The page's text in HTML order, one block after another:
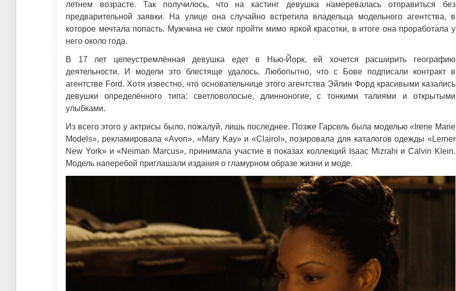
летнем возрасте. Так получилось, что на кастинг девушка намеревалась отправиться без
предварительной заявки. На улице она случайно встретила владельца модельного агентства, в
которое мечтала попасть. Мужчина не смог пройти мимо яркой красотки, в итоге она проработала у
него около года.
В 17 лет целеустремлённая девушка едет в Нью-Йорк, ей хочется расширить географию
деятельности. И модели это блестяще удалось. Любопытно, что с Бове подписали контракт в
агентстве Ford. Хотя известно, что основательнице этого агентства Эйлин Форд красивыми казались
девушки определённого типа: светловолосые, длинноногие, с тонкими талиями и открытыми
улыбками.
Из всего этого у актрисы было, пожалуй, лишь последнее. Позже Гарсель была моделью «Irene Marie
Models», рекламировала «Avon», «Mary Kay» и «Clairol», позировала для каталогов одежды «Lerner
New York» и «Neiman Marcus», принимала участие в показах коллекций Isaac Mizrahi и Calvin Klein.
Модель наперебой приглашали издания о гламурном образе жизни и моде.